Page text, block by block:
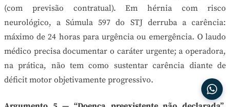
(com previsão contratual). Em hérnia com risco
neurológico, a Súmula 597 do STJ derruba a carência:
máximo de 24 horas para urgência ou emergência. O laudo
médico precisa documentar o caráter urgente; a operadora,
na prática, não tem como sustentar carência diante de
déficit motor objetivamente progressivo.